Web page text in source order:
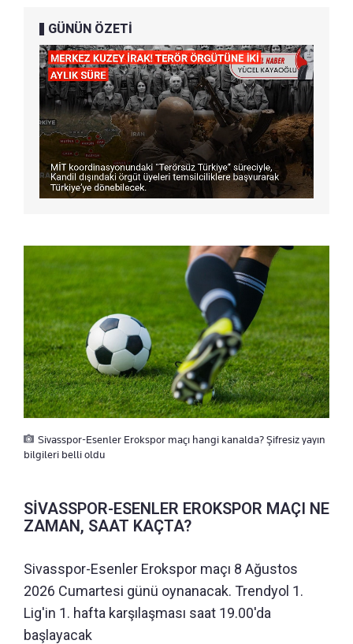
GÜNÜN ÖZETİ
Sivasspor-Esenler Erokspor maçı hangi kanalda? Şifresiz yayın
bilgileri belli oldu
SİVASSPOR-ESENLER EROKSPOR MAÇI NE
ZAMAN, SAAT KAÇTA?
Sivasspor-Esenler Erokspor maçı 8 Ağustos
2026 Cumartesi günü oynanacak. Trendyol 1.
Lig'in 1. hafta karşılaşması saat 19.00'da
başlayacak